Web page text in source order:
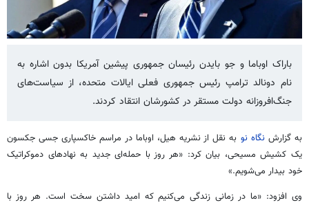
باراک اوباما و جو بایدن رئیسان جمهوری پیشین آمریکا بدون اشاره به
نام دونالد ترامپ رئیس جمهوری فعلی ایالات متحده، از سیاست‌های
جنگ‌افروزانه دولت مستقر در کشورشان انتقاد کردند.
به گزارشنگاه نو به نقل از نشریه هیل، اوباما در مراسم خاکسپاری جسی جکسون
یک کشیش مسیحی، بیان کرد: «هر روز با حمله‌ای جدید به نهادهای دموکراتیک
خود بیدار می‌شویم.»
وی افزود: «ما در زمانی زندگی می‌کنیم که امید داشتن سخت است. هر روز با